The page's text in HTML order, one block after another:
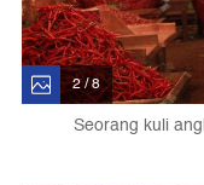
2 / 8
Seorang kuli